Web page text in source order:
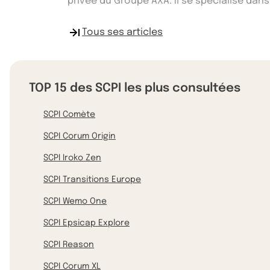
Tous ses articles
TOP 15 des SCPI les plus consultées
SCPI Comète
SCPI Corum Origin
SCPI Iroko Zen
SCPI Transitions Europe
SCPI Wemo One
SCPI Epsicap Explore
SCPI Reason
SCPI Corum XL